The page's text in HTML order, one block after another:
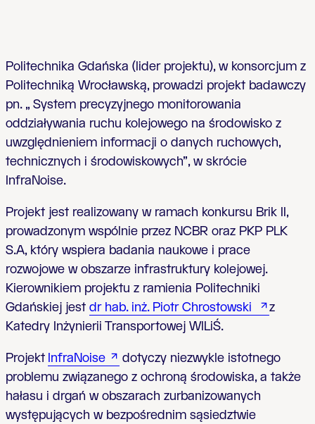
Politechnika Gdańska (lider projektu), w konsorcjum z
Politechniką Wrocławską, prowadzi projekt badawczy
pn. „ System precyzyjnego monitorowania
oddziaływania ruchu kolejowego na środowisko z
uwzględnieniem informacji o danych ruchowych,
technicznych i środowiskowych”, w skrócie
InfraNoise.
Projekt jest realizowany w ramach konkursu Brik II,
prowadzonym wspólnie przez NCBR oraz PKP PLK
S.A, który wspiera badania naukowe i prace
rozwojowe w obszarze infrastruktury kolejowej.
Kierownikiem projektu z ramienia Politechniki
Gdańskiej jest dr hab. inż. Piotr Chrostowski
z
Katedry Inżynierii Transportowej WILiŚ.
Projekt InfraNoise
dotyczy niezwykle istotnego
problemu związanego z ochroną środowiska, a także
hałasu i drgań w obszarach zurbanizowanych
występujących w bezpośrednim sąsiedztwie